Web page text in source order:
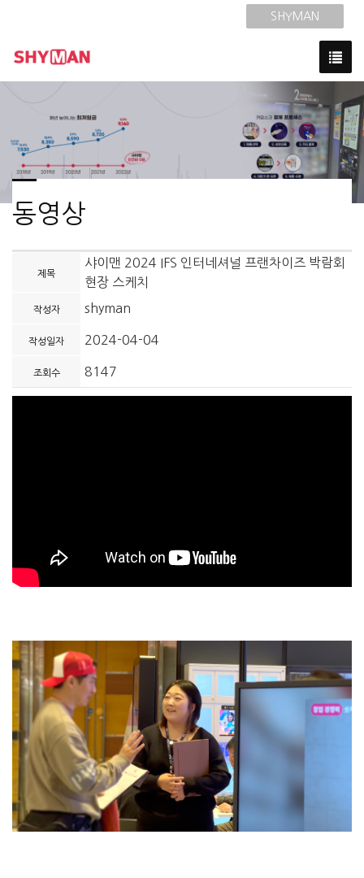
SHYMAN
동영상
제목
샤이맨 2024 IFS 인터네셔널 프랜차이즈 박람회
현장 스케치
작성자 shyman
작성일자 2024-04-04
조회수 8147